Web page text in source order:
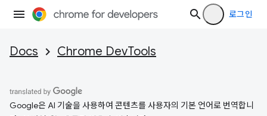
로그인
Docs Chrome DevTools
Google은 AI 기술을 사용하여 콘텐츠를 사용자의 기본 언어로 번역합니